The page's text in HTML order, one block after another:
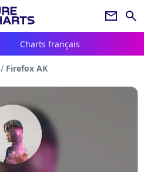
newsletter search
Charts français
/ Firefox AK